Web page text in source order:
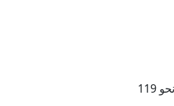
حذّر تقرير دولي -اليوم الثلاثاء- من "سباق تسلح نووي جديد يلوح في الأفق"، بعدما زادت القوى النووية إنفاقها على ترساناتها بمستوى قياسي بلغ نحو 119